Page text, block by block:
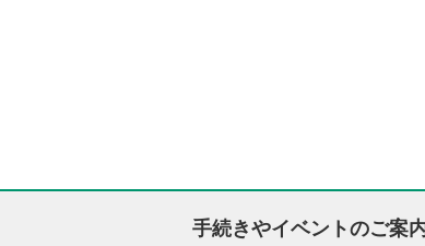
手続きやイベントのご案